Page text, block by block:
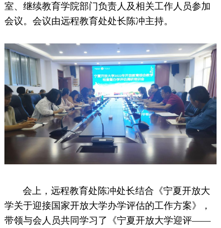
室、继续教育学院部门负责人及相关工作人员参加
会议。会议由远程教育处处长陈冲主持。
会上，远程教育处陈冲处长结合《宁夏开放大
学关于迎接国家开放大学办学评估的工作方案》，
带领与会人员共同学习了《宁夏开放大学迎评——